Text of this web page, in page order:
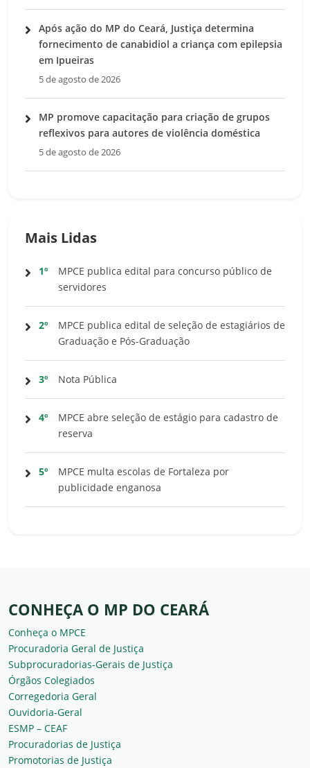
Após ação do MP do Ceará, Justiça determina
fornecimento de canabidiol a criança com epilepsia
em Ipueiras
5 de agosto de 2026
MP promove capacitação para criação de grupos
reflexivos para autores de violência doméstica
5 de agosto de 2026
Mais Lidas
1º
MPCE publica edital para concurso público de
servidores
2º
MPCE publica edital de seleção de estagiários de
Graduação e Pós-Graduação
3º Nota Pública
4º
MPCE abre seleção de estágio para cadastro de
reserva
5º
MPCE multa escolas de Fortaleza por
publicidade enganosa
CONHEÇA O MP DO CEARÁ
Conheça o MPCE
Procuradoria Geral de Justiça
Subprocuradorias-Gerais de Justiça
Órgãos Colegiados
Corregedoria Geral
Ouvidoria-Geral
ESMP – CEAF
Procuradorias de Justiça
Promotorias de Justiça